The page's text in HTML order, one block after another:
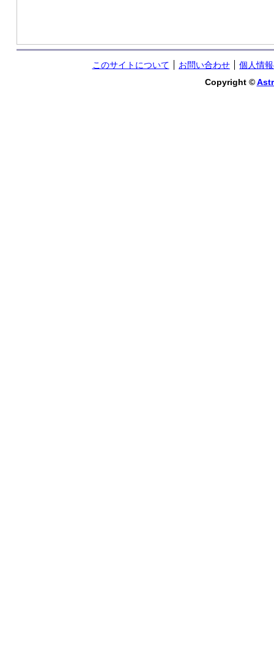
このサイトについて お問い合わせ
個人情
Copyright ©